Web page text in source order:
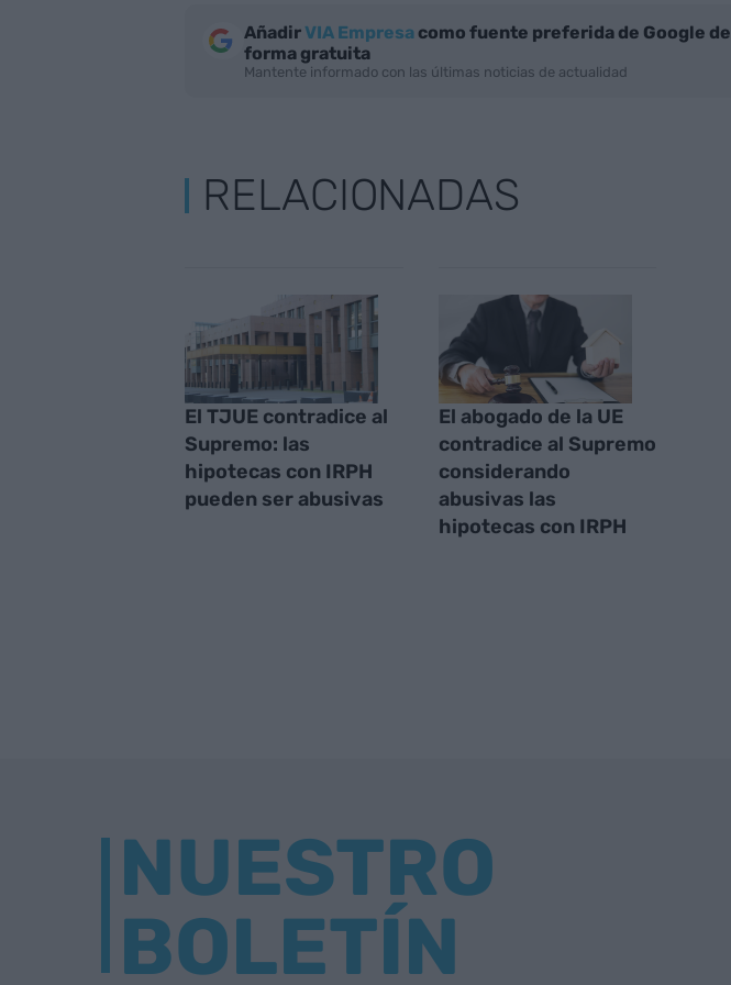
AñadirVIA Empresacomo fuente preferida de Google de
forma gratuita
Mantente informado con las últimas noticias de actualidad
RELACIONADAS
El TJUE contradice al
Supremo: las
hipotecas con IRPH
pueden ser abusivas
El abogado de la UE
contradice al Supremo
considerando
abusivas las
hipotecas con IRPH
NUESTRO
BOLETÍN